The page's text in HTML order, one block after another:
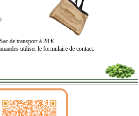
Sac de transport à 28 €
utiliser le formulaire de contact.